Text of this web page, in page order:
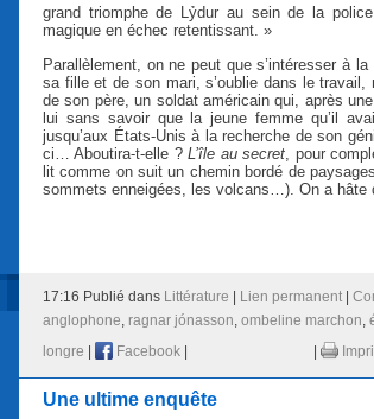
grand triomphe de Lỷdur au sein de la
magique en échec retentissant. »
Parallèlement, on ne peut que s’intéresser à
sa fille et de son mari, s’oublie dans le
de son père, un soldat américain qui, après
lui sans savoir que la jeune femme qu’il
jusqu’aux États-Unis à la recherche de son
ci… Aboutira-t-elle ?L’île au secret, pour
lit comme on suit un chemin bordé de
sommets enneigées, les volcans…). On a hâte
17:16 Publié dans Littérature Lien permanent
anglophone, ragnar jónasson, ombeline marchon,
longre
Facebook
Une ultime enquête